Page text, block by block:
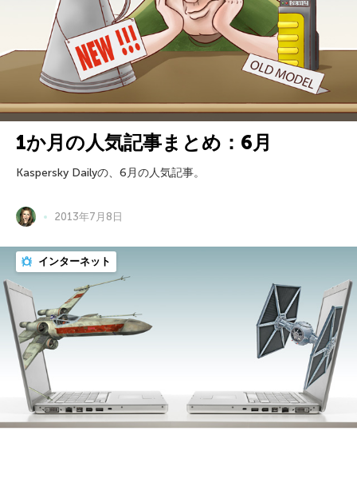
1か月の人気記事まとめ：6月
Kaspersky Dailyの、6月の人気記事。
2013年7月8日
インターネット